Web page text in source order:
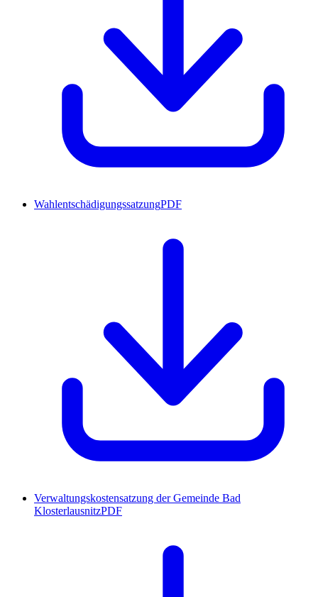
WahlentschädigungssatzungPDF
Verwaltungskostensatzung der Gemeinde Bad
KlosterlausnitzPDF